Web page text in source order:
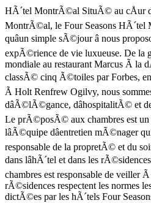
HÃ´tel MontrÃ©al SituÃ© au cÅur
MontrÃ©al, le Four Seasons
quâun simple sÃ©jour â nous
expÃ©rience de vie luxueuse. De la
mondiale au restaurant Marcus Ã la
classÃ© cinq Ã©toiles par Forbes, en
Ã Holt Renfrew Ogilvy, nous
dâÃ©lÃ©gance, dâhospitalitÃ© et
Le prÃ©posÃ© aux chambres est un
lâÃ©quipe dâentretien mÃ©nager
responsable de la propretÃ© et du
dans lâhÃ´tel et dans les
chambres est responsable de veiller
rÃ©sidences respectent les normes
dictÃ©es par les hÃ´tels Four